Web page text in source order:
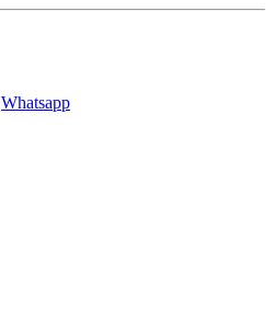
Whatsapp